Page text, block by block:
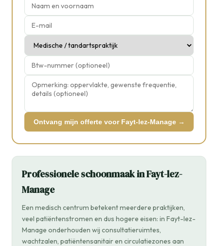
Ontvang mijn offerte voor Fayt-lez-Manage →
Professionele schoonmaak in Fayt-lez-
Manage
Een medisch centrum betekent meerdere praktijken,
veel patiëntenstromen en dus hogere eisen: in Fayt-lez-
Manage onderhouden wij consultatieruimtes,
wachtzalen, patiëntensanitair en circulatiezones aan